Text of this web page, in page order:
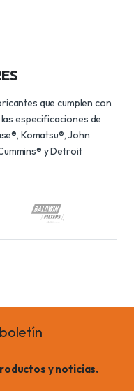
que cumplen con
especificaciones de
Komatsu®, John
y Detroit
y noticias.